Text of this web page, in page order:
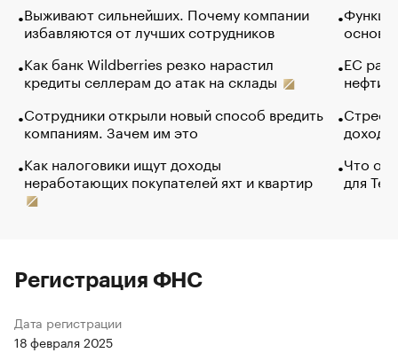
Выживают сильнейших. Почему компании
избавляются от лучших сотрудников
Как банк Wildberries резко нарастил
кредиты селлерам до атак на склады
Сотрудники открыли новый способ вредить
компаниям. Зачем им это
Как налоговики ищут доходы
неработающих покупателей яхт и квартир
основ
ЕС
нефти
Что
для
Регистрация ФНС
Дата регистрации
18 февраля 2025